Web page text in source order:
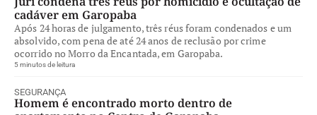
cadáver em Garopaba
Após 24 horas de julgamento, três réus foram condenados e um
absolvido, com pena de até 24 anos de reclusão por crime
ocorrido no Morro da Encantada, em Garopaba.
5 minutos de leitura
SEGURANÇA
Homem é encontrado morto dentro de